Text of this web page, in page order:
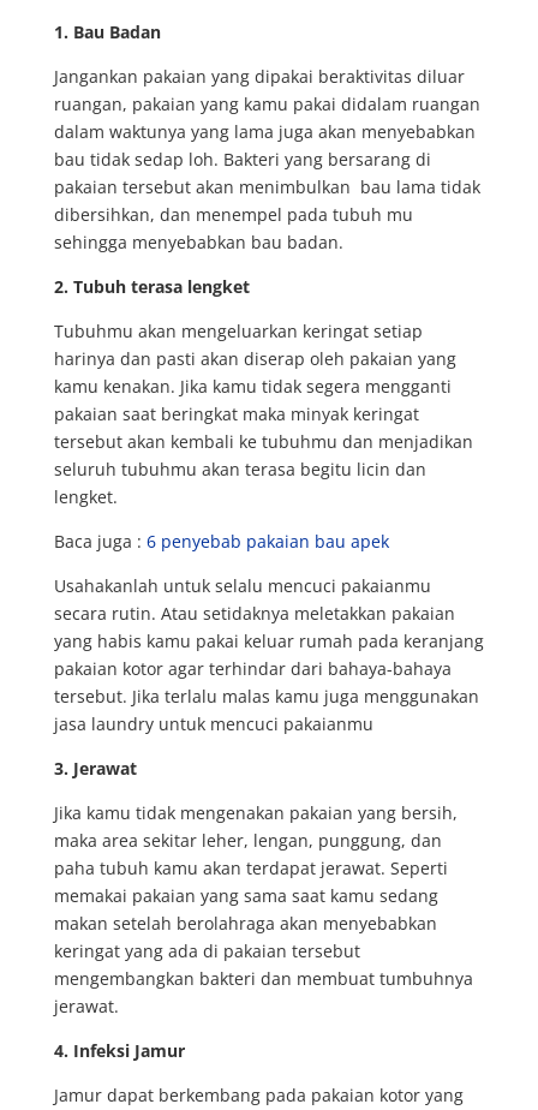
1. Bau Badan
Jangankan pakaian yang dipakai beraktivitas diluar
ruangan, pakaian yang kamu pakai didalam ruangan
dalam waktunya yang lama juga akan menyebabkan
bau tidak sedap loh. Bakteri yang bersarang di
pakaian tersebut akan menimbulkan bau lama tidak
dibersihkan, dan menempel pada tubuh mu
sehingga menyebabkan bau badan.
2. Tubuh terasa lengket
Tubuhmu akan mengeluarkan keringat setiap
harinya dan pasti akan diserap oleh pakaian yang
kamu kenakan. Jika kamu tidak segera mengganti
pakaian saat beringkat maka minyak keringat
tersebut akan kembali ke tubuhmu dan menjadikan
seluruh tubuhmu akan terasa begitu licin dan
lengket.
Baca juga : 6 penyebab pakaian bau apek
Usahakanlah untuk selalu mencuci pakaianmu
secara rutin. Atau setidaknya meletakkan pakaian
yang habis kamu pakai keluar rumah pada keranjang
pakaian kotor agar terhindar dari bahaya-bahaya
tersebut. Jika terlalu malas kamu juga menggunakan
jasa laundry untuk mencuci pakaianmu
3. Jerawat
Jika kamu tidak mengenakan pakaian yang bersih,
maka area sekitar leher, lengan, punggung, dan
paha tubuh kamu akan terdapat jerawat. Seperti
memakai pakaian yang sama saat kamu sedang
makan setelah berolahraga akan menyebabkan
keringat yang ada di pakaian tersebut
mengembangkan bakteri dan membuat tumbuhnya
jerawat.
4. Infeksi Jamur
Jamur dapat berkembang pada pakaian kotor yang